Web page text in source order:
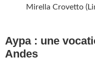
Mirella Crovetto
Aypa : une
Andes